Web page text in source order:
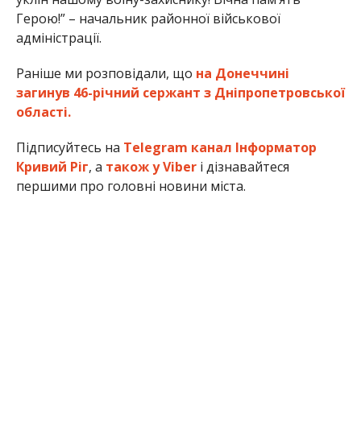
Герою!” – начальник районної військової
адміністрації.
Раніше ми розповідали, що на Донеччині
загинув 46-річний сержант з Дніпропетровської
області.
Підписуйтесь на Telegram канал Інформатор
Кривий Ріг, а також у Viberі дізнавайтеся
першими про головні новини міста.